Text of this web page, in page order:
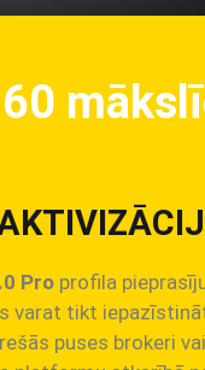
Pro profila
varat tikt
puses brokeri vai